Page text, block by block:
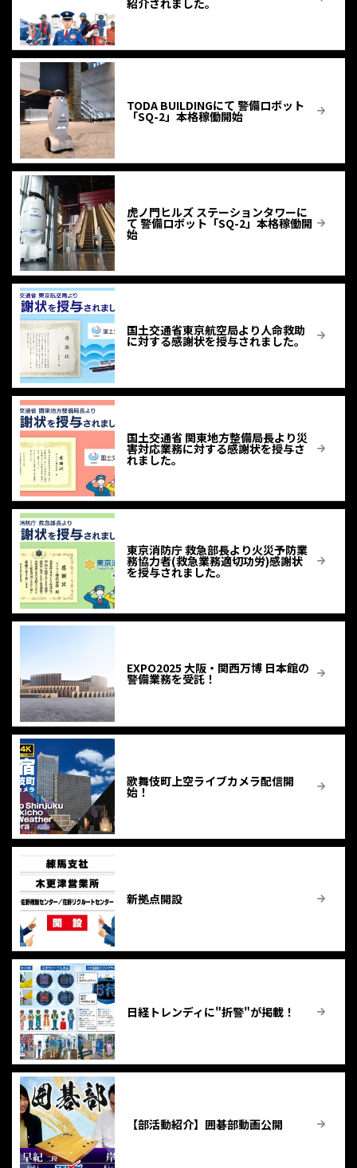
紹介されました。
TODA BUILDINGにて 警備ロボット
「SQ-2」本格稼働開始
虎ノ門ヒルズ ステーションタワーに
て 警備ロボット「SQ-2」本格稼働開
始
国土交通省東京航空局より人命救助
に対する感謝状を授与されました。
国土交通省 関東地方整備局長より災
害対応業務に対する感謝状を授与さ
れました。
東京消防庁 救急部長より火災予防業
務協力者(救急業務適切功労)感謝状
を授与されました。
EXPO2025 大阪・関西万博 日本館の
警備業務を受託！
歌舞伎町上空ライブカメラ配信開
始！
新拠点開設
日経トレンディに"折警"が掲載！
【部活動紹介】囲碁部動画公開